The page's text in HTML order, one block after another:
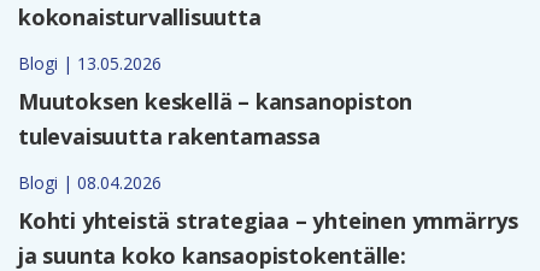
kokonaisturvallisuutta
Blogi | 13.05.2026
Muutoksen keskellä – kansanopiston
tulevaisuutta rakentamassa
Blogi | 08.04.2026
Kohti yhteistä strategiaa – yhteinen ymmärrys
ja suunta koko kansaopistokentälle: